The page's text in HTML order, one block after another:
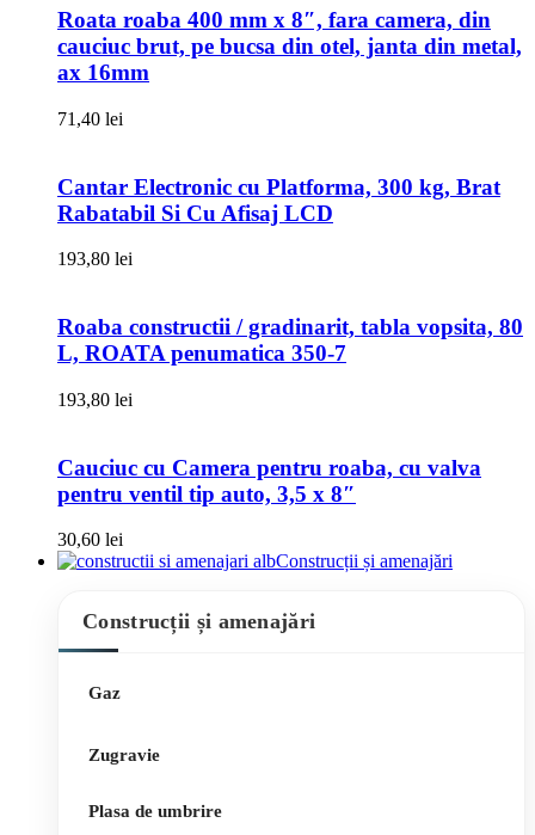
Roata roaba 400 mm x 8″, fara camera, din
cauciuc brut, pe bucsa din otel, janta din metal,
ax 16mm
71,40 lei
Cantar Electronic cu Platforma, 300 kg, Brat
Rabatabil Si Cu Afisaj LCD
193,80 lei
Roaba constructii / gradinarit, tabla vopsita, 80
L, ROATA penumatica 350-7
193,80 lei
Cauciuc cu Camera pentru roaba, cu valva
pentru ventil tip auto, 3,5 x 8″
30,60 lei
Construcții și amenajări
Construcții și amenajări
Gaz
Zugravie
Plasa de umbrire